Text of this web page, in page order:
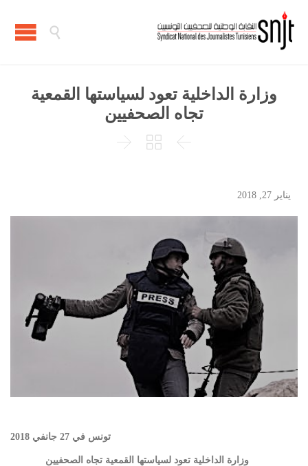

وزارة الداخلية تعود لسياستها القمعية
تجاه الصحفيين



يناير 27, 2018
تونس في 27 جانفي 2018
وزارة الداخلية تعود لسياستها القمعية تجاه الصحفيين